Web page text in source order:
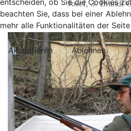
Josef, 3. Brandt
entscheiden, ob Sie die Cookies
beachten Sie, dass bei einer
mehr alle Funktionalitäten der
Akzeptieren Ablehnen